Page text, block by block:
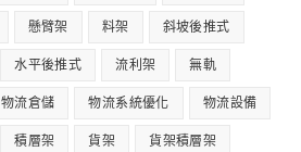
懸臂架 料架 斜坡後推式
水平後推式 流利架 無軌
物流倉儲 物流系統優化 物流設備
積層架 貨架 貨架積層架